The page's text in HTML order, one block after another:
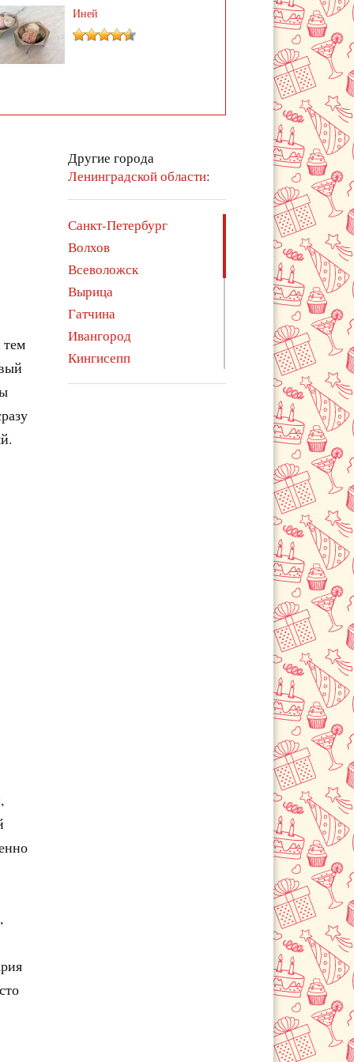
Иней
Другие города
Ленинградской области:
Санкт-Петербург
Волхов
Всеволожск
Вырица
Гатчина
Ивангород
Кингисепп
Кириши
тем